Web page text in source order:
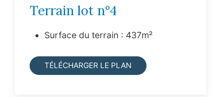
Terrain lot n°4
Surface du terrain : 437m²
TÉLÉCHARGER LE PLAN